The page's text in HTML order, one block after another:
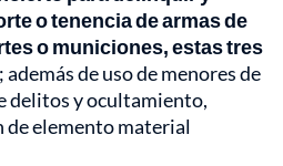
o tenencia de armas de
o municiones, estas tres
; además de uso de menores de
delitos y ocultamiento,
elemento material